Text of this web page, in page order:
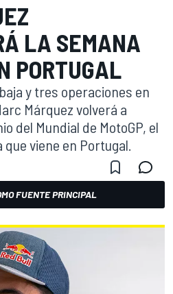
LA SEMANA
PORTUGAL
y tres operaciones en
Márquez volverá a
del Mundial de MotoGP, el
viene en Portugal.
FUENTE PRINCIPAL